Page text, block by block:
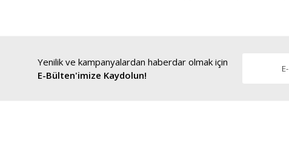
Gönder
Yenilik ve kampanyalardan haberdar olmak için
E-Bülten'imize Kaydolun!